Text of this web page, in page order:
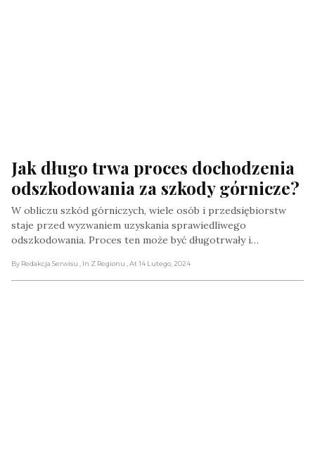
Jak długo trwa proces dochodzenia
odszkodowania za szkody górnicze?
W obliczu szkód górniczych, wiele osób i przedsiębiorstw
staje przed wyzwaniem uzyskania sprawiedliwego
odszkodowania. Proces ten może być długotrwały i…
By Redakcja Serwisu , In Z Regionu , At 14 Lutego, 2024